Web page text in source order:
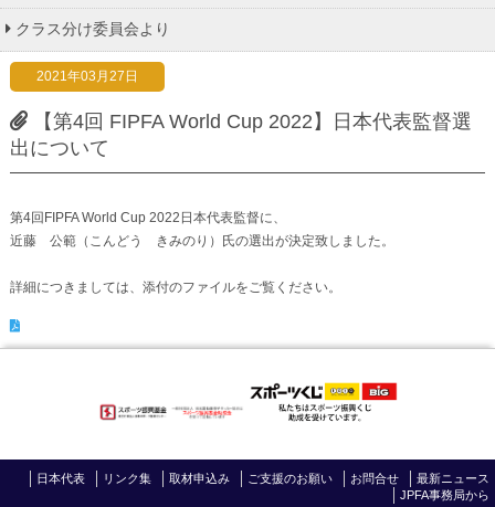
クラス分け委員会より
2021年03月27日
【第4回 FIPFA World Cup 2022】日本代表監督選
出について
第4回FIPFA World Cup 2022日本代表監督に、
近藤 公範（こんどう きみのり）氏の選出が決定致しました。
詳細につきましては、添付のファイルをご覧ください。
最新ニュース
お問合せ
ご支援のお願い
取材申込み
リンク集
日本代表
JPFA事務局から